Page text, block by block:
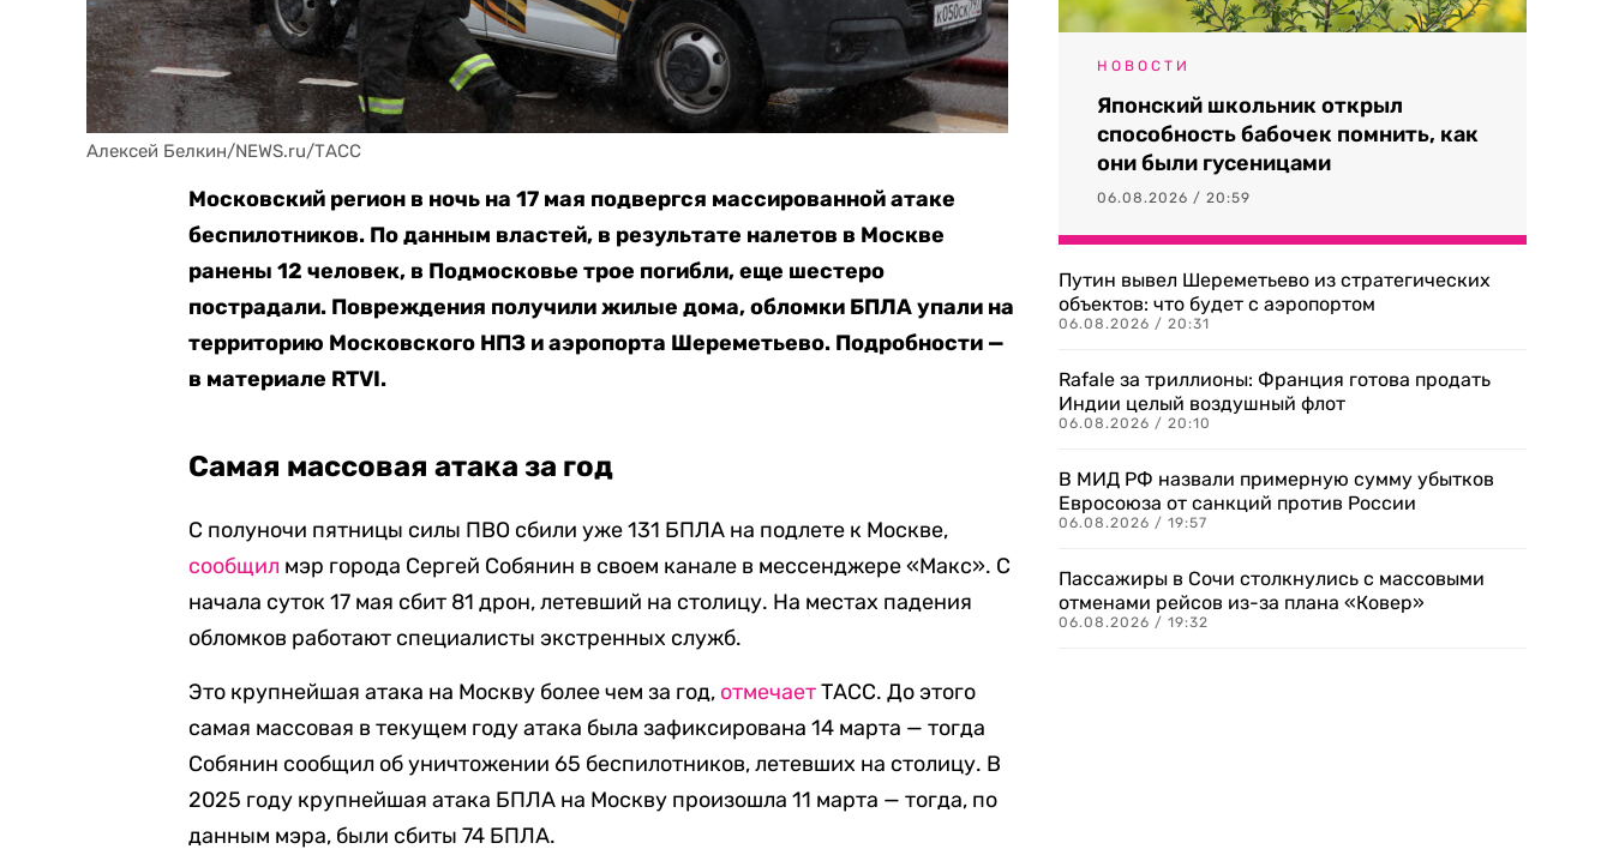
Алексей Белкин/NEWS.ru/ТАСС
Московский регион в ночь на 17 мая подвергся массированной атаке
беспилотников. По данным властей, в результате налетов в Москве
ранены 12 человек, в Подмосковье трое погибли, еще шестеро
пострадали. Повреждения получили жилые дома, обломки БПЛА упали на
территорию Московского НПЗ и аэропорта Шереметьево. Подробности —
в материале RTVI.
Самая массовая атака за год
C полуночи пятницы силы ПВО сбили уже 131 БПЛА на подлете к Москве,
сообщил мэр города Сергей Собянин в своем канале в мессенджере «Макс». С
начала суток 17 мая сбит 81 дрон, летевший на столицу. На местах падения
обломков работают специалисты экстренных служб.
Это крупнейшая атака на Москву более чем за год, отмечаетТАСС. До этого
самая массовая в текущем году атака была зафиксирована 14 марта — тогда
Собянин сообщил об уничтожении 65 беспилотников, летевших на столицу. В
2025 году крупнейшая атака БПЛА на Москву произошла 11 марта — тогда, по
данным мэра, были сбиты 74 БПЛА.
НОВОСТИ
Японский школьник открыл
способность бабочек помнить, как
они были гусеницами
06.08.2026 / 20:59
Путин вывел Шереметьево из стратегических
объектов: что будет с аэропортом
06.08.2026 / 20:31
Rafale за триллионы: Франция готова продать
Индии целый воздушный флот
06.08.2026 / 20:10
В МИД РФ назвали примерную сумму убытков
Евросоюза от санкций против России
06.08.2026 / 19:57
Пассажиры в Сочи столкнулись с массовыми
отменами рейсов из-за плана «Ковер»
06.08.2026 / 19:32